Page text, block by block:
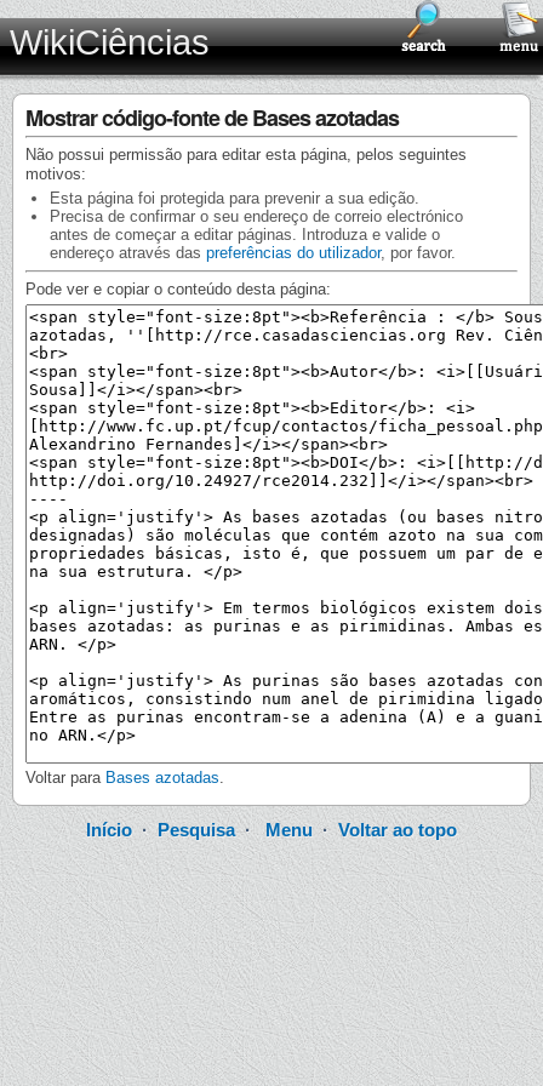
WikiCiências
Mostrar código-fonte de Bases azotadas
Não possui permissão para editar esta página, pelos seguintes
motivos:
Esta página foi protegida para prevenir a sua edição.
Precisa de confirmar o seu endereço de correio electrónico
antes de começar a editar páginas. Introduza e valide o
endereço através das preferências do utilizador, por favor.
Pode ver e copiar o conteúdo desta página:
Voltar para Bases azotadas.
Início·Pesquisa·Menu ·Voltar ao topo